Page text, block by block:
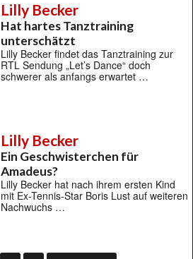
Lilly Becker
Hat hartes Tanztraining
unterschätzt
Lilly Becker findet das Tanztraining zur
RTL Sendung „Let’s Dance“ doch
schwerer als anfangs erwartet …
Lilly Becker
Ein Geschwisterchen für
Amadeus?
Lilly Becker hat nach ihrem ersten Kind
mit Ex-Tennis-Star Boris Lust auf weiteren
Nachwuchs …